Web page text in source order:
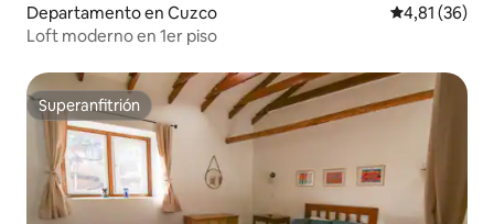
Departamento en Cuzco Calificación
4,81 (36)
Loft moderno en 1er piso
Superanfitrión
Superanfitrión